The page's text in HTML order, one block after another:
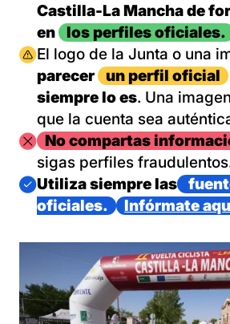
Castilla-La Mancha de
en
los perfiles oficiales.
Imagen
El logo de la Junta o una
parecer
un perfil oficial
siempre lo es. Una
que la cuenta sea
ImagenNo compartas
sigas perfiles
Imagen
Utiliza siempre las
oficiales.
Infórmate